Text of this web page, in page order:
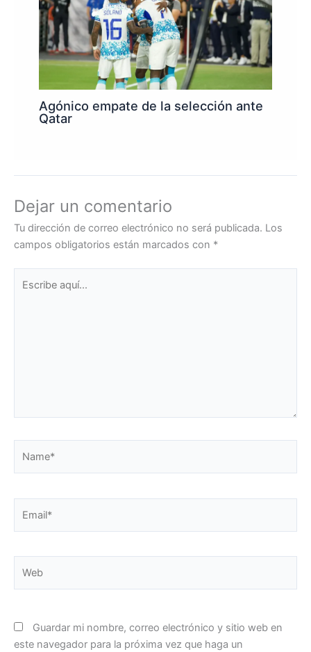
Agónico empate de la selección ante
Qatar
Dejar un comentario
Tu dirección de correo electrónico no será publicada. Los
campos obligatorios están marcados con *
aquí...
Guardar mi nombre, correo electrónico y sitio web en
este navegador para la próxima vez que haga un